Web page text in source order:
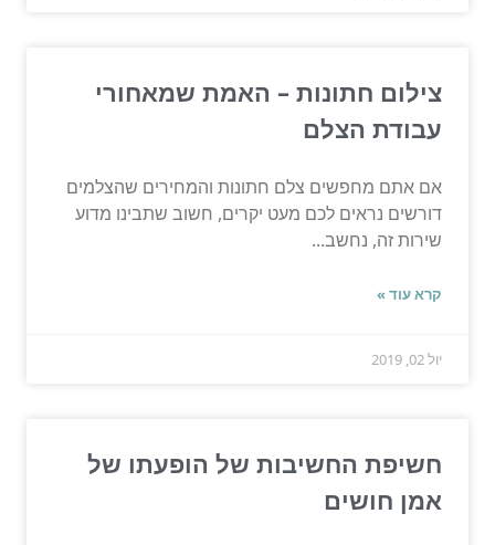
צילום חתונות – האמת שמאחורי
עבודת הצלם
אם אתם מחפשים צלם חתונות והמחירים שהצלמים
דורשים נראים לכם מעט יקרים, חשוב שתבינו מדוע
שירות זה, נחשב...
קרא עוד »
יול 02, 2019
חשיפת החשיבות של הופעתו של
אמן חושים